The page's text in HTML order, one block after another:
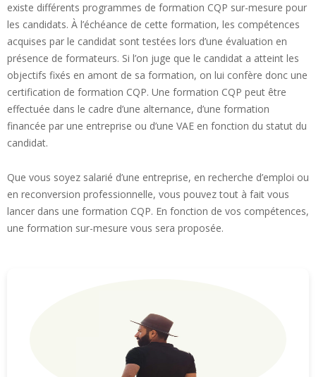
existe différents programmes de formation CQP sur-mesure pour
les candidats. À l’échéance de cette formation, les compétences
acquises par le candidat sont testées lors d’une évaluation en
présence de formateurs. Si l’on juge que le candidat a atteint les
objectifs fixés en amont de sa formation, on lui confère donc une
certification de formation CQP. Une formation CQP peut être
effectuée dans le cadre d’une alternance, d’une formation
financée par une entreprise ou d’une VAE en fonction du statut du
candidat.
Que vous soyez salarié d’une entreprise, en recherche d’emploi ou
en reconversion professionnelle, vous pouvez tout à fait vous
lancer dans une formation CQP. En fonction de vos compétences,
une formation sur-mesure vous sera proposée.